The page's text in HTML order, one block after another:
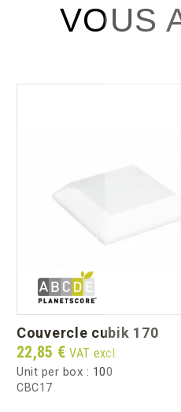
VOUS
couvercle cubik 170
Price
22,85 €VAT excl.
Unit per box : 100
CBC17